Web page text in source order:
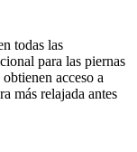
todas las
para las piernas
acceso a
más relajada antes